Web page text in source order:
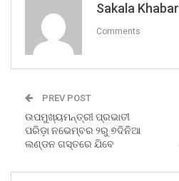
Sakala Khabar
Comments
PREV POST
ଉପମୁଖ୍ୟମନ୍ତ୍ରୀ ପ୍ରଭାତୀ
ପରିଡ଼ା ନଭେମ୍ବର ୨ରୁ ୭ଦିନିଆ
ଲଣ୍ଡନ ଗସ୍ତରେ ଯିବେ